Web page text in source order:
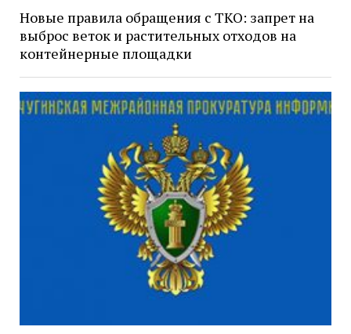
Новые правила обращения с ТКО: запрет на
выброс веток и растительных отходов на
контейнерные площадки